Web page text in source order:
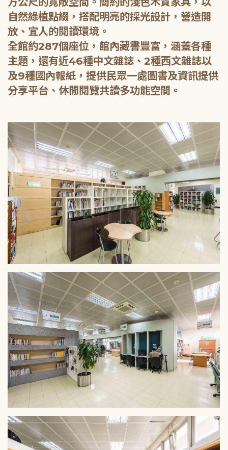
自然綠植點綴，搭配明亮的採光設計，營造開
放、宜人的閱讀環境。
全館約287個座位，館內藏書豐富，涵蓋各種
主題，還有近46種中文雜誌、2種西文雜誌以
及9種國內報紙，提供民眾一處圖書及資訊提供